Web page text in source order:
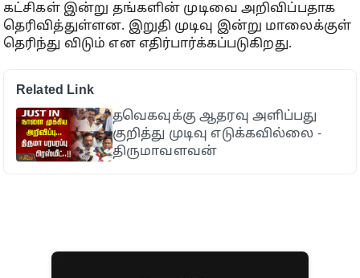
கட்சிகள் இன்று தங்களின் முடிவை அறிவிப்பதாக
தெரிவித்துள்ளன. இறுதி முடிவு இன்று மாலைக்குள்
தெரிந்து விடும் என எதிர்பார்க்கப்படுகிறது.
Related Link
தவெகவுக்கு ஆதரவு அளிப்பது
குறித்து முடிவு எடுக்கவில்லை -
திருமாவளவன்